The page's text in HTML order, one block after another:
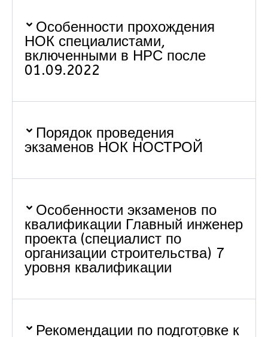
Особенности прохождения
НОК специалистами,
включенными в НРС после
01.09.2022
Порядок проведения
экзаменов НОК НОСТРОЙ
Особенности экзаменов по
квалификации Главный инженер
проекта (специалист по
организации строительства) 7
уровня квалификации
Рекомендации по подготовке к